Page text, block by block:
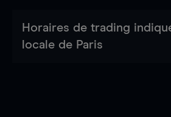
Horaires de trading
locale de Paris